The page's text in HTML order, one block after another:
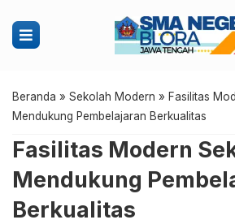
Beranda » Sekolah Modern » Fasilitas
Mendukung Pembelajaran Berkualitas
Fasilitas Modern
Mendukung
Berkualitas